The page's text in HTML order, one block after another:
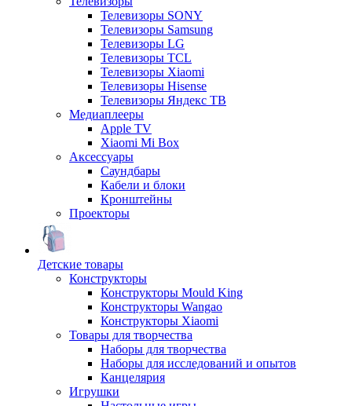
Телевизоры SONY
Телевизоры Samsung
Телевизоры LG
Телевизоры TCL
Телевизоры Xiaomi
Телевизоры Hisense
Телевизоры Яндекс ТВ
Медиаплееры
Apple TV
Xiaomi Mi Box
Аксессуары
Саундбары
Кабели и блоки
Кронштейны
Проекторы
Детские товары
Конструкторы
Конструкторы Mould King
Конструкторы Wangao
Конструкторы Xiaomi
Товары для творчества
Наборы для творчества
Наборы для исследований и опытов
Канцелярия
Игрушки